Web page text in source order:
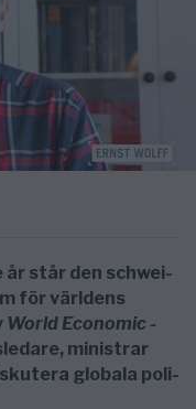
år står den schwei­
för världens
World ­Eco­­no­mic ­
­ministrar
­glo­bala ­poli­